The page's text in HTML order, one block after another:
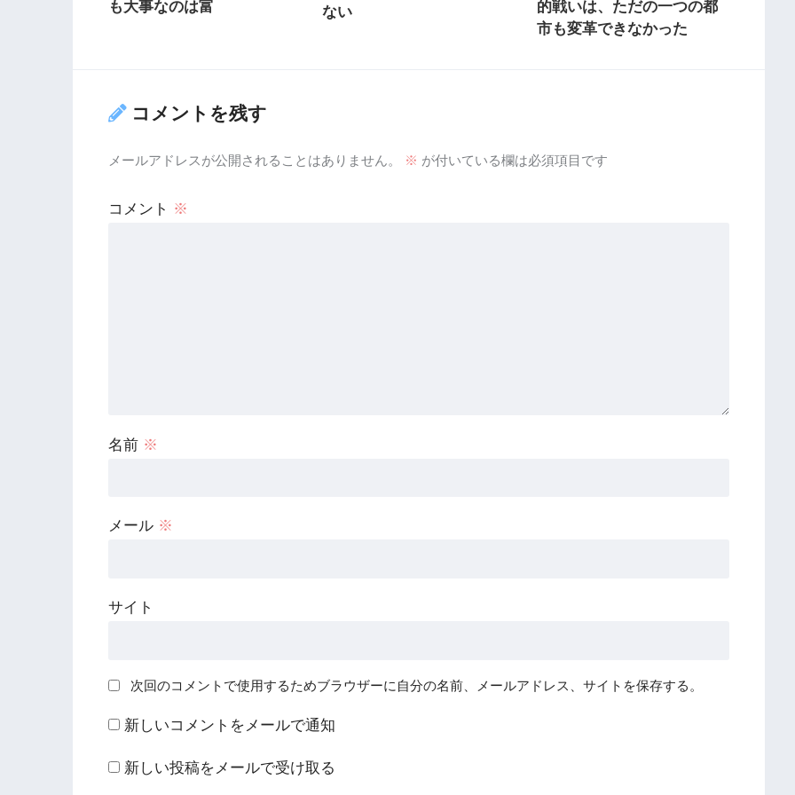
も大事なのは富
ない
的戦いは、ただの一つの都
市も変革できなかった
コメントを残す
メールアドレスが公開されることはありません。 ※ が付いている欄は必須項目です
コメント ※
名前 ※
メール ※
サイト
次回のコメントで使用するためブラウザーに自分の名前、メールアドレス、サイトを保存する。
新しいコメントをメールで通知
新しい投稿をメールで受け取る